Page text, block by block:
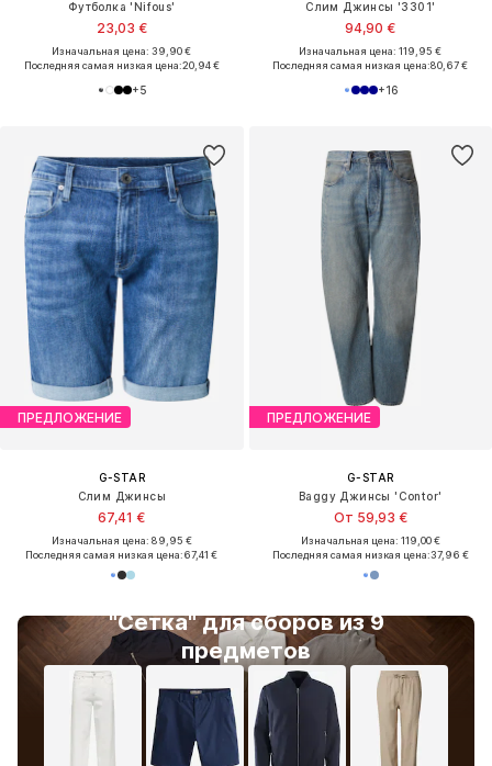
Футболка 'Nifous'
23,03 €
Изначальная цена: 39,90 €
Последняя самая низкая цена:20,94 €
+5
Слим Джинсы '3301'
94,90 €
Изначальная цена: 119,95 €
Последняя самая низкая цена:80,67 €
+16
ПРЕДЛОЖЕНИЕ
G-STAR
Слим Джинсы
67,41 €
Изначальная цена: 89,95 €
Последняя самая низкая цена:67,41 €
"Сетка" для сборов из 9
предметов
ПРЕДЛОЖЕНИЕ
G-STAR
Baggy Джинсы 'Contor'
От 59,93 €
Изначальная цена: 119,00 €
Последняя самая низкая цена:37,96 €